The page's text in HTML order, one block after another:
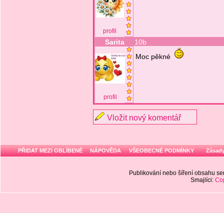
profil
Sarita 10b
profil
Moc pěkné
Vložit nový komentář
PŘIDAT MEZI OBLÍBENÉ NÁPOVĚDA VŠEOBECNÉ PODMÍNKY
Publikování nebo šíření obsahu
Smajlíci: